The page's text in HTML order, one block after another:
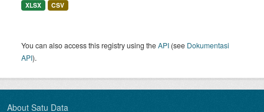
XLSX CSV
You can also access this registry using theAPI (see Dokumentasi
API).
About Satu Data